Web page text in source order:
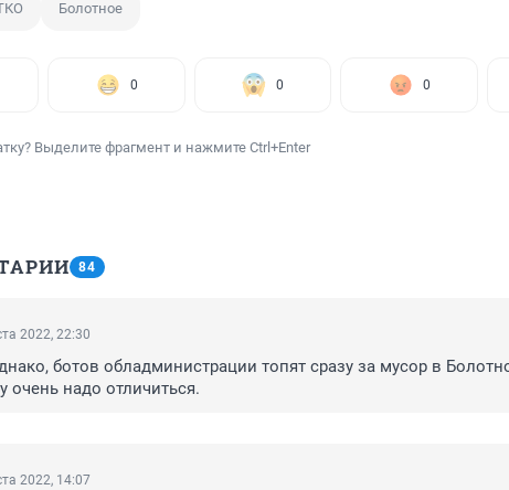
Болотное
0 0 0
Выделите фрагмент и нажмите Ctrl+Enter
84
2022, 22:30
ботов обладминистрации топят сразу за мусор в
очень надо отличиться.
2022, 14:07